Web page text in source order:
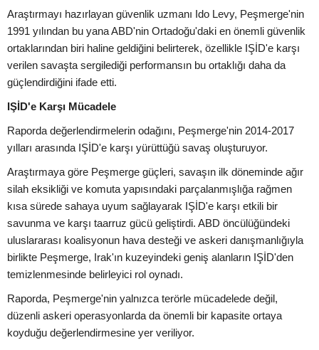
Araştırmayı hazırlayan güvenlik uzmanı Ido Levy, Peşmerge'nin
1991 yılından bu yana ABD'nin Ortadoğu'daki en önemli güvenlik
ortaklarından biri haline geldiğini belirterek, özellikle IŞİD'e karşı
verilen savaşta sergilediği performansın bu ortaklığı daha da
güçlendirdiğini ifade etti.
IŞİD'e Karşı Mücadele
Raporda değerlendirmelerin odağını, Peşmerge'nin 2014-2017
yılları arasında IŞİD'e karşı yürüttüğü savaş oluşturuyor.
Araştırmaya göre Peşmerge güçleri, savaşın ilk döneminde ağır
silah eksikliği ve komuta yapısındaki parçalanmışlığa rağmen
kısa sürede sahaya uyum sağlayarak IŞİD'e karşı etkili bir
savunma ve karşı taarruz gücü geliştirdi. ABD öncülüğündeki
uluslararası koalisyonun hava desteği ve askeri danışmanlığıyla
birlikte Peşmerge, Irak'ın kuzeyindeki geniş alanların IŞİD'den
temizlenmesinde belirleyici rol oynadı.
Raporda, Peşmerge'nin yalnızca terörle mücadelede değil,
düzenli askeri operasyonlarda da önemli bir kapasite ortaya
koyduğu değerlendirmesine yer veriliyor.